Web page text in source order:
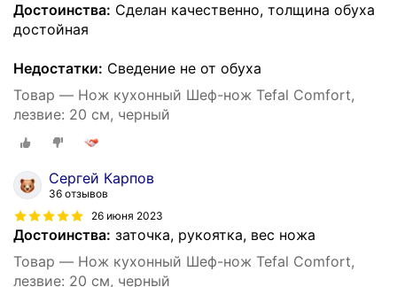
Достоинства: Сделан качественно, толщина обуха
достойная
Недостатки: Сведение не от обуха
Товар — Нож кухонный Шеф-нож Tefal Comfort,
лезвие: 20 см, черный
Сергей Карпов
36 отзывов
26 июня 2023
Достоинства: заточка, рукоятка, вес ножа
Товар — Нож кухонный Шеф-нож Tefal Comfort,
лезвие: 20 см, черный